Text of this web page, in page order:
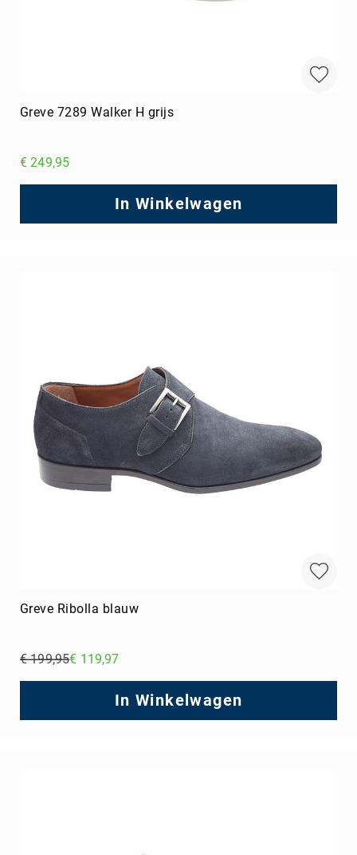
Greve 7289 Walker H grijs
€ 249,95
In Winkelwagen
Greve Ribolla blauw
€ 199,95€ 119,97
In Winkelwagen